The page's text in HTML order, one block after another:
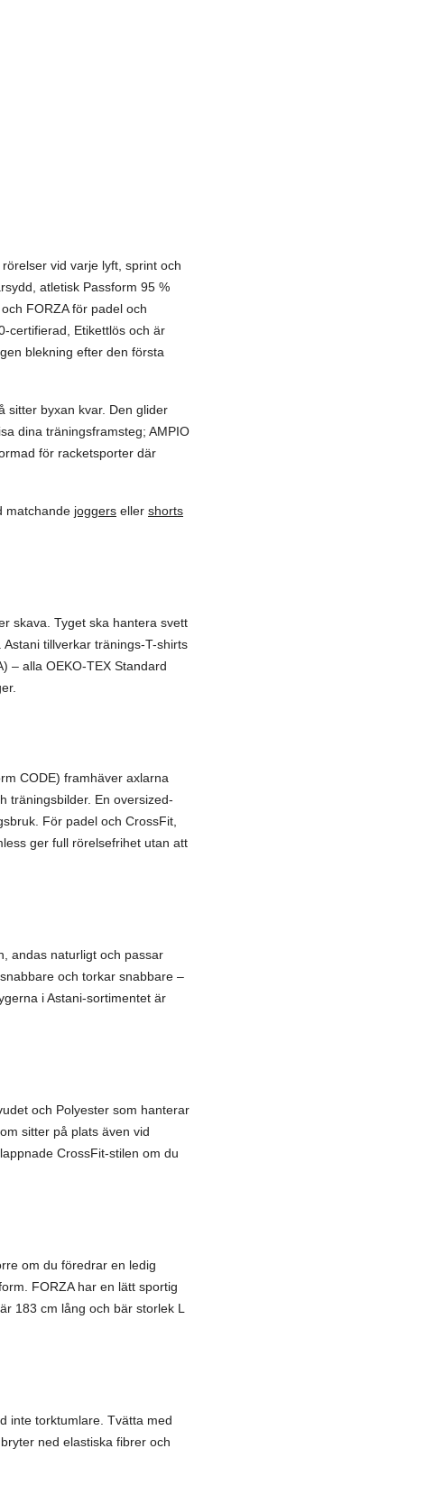
vid varje lyft, sprint och
atletisk Passform 95 %
FORZA för padel och
certifierad, Etikettlös och är
blekning efter den första
sitter byxan kvar. Den glider
dina träningsframsteg; AMPIO
för racketsporter där
matchande joggers eller shorts
skava. Tyget ska hantera svett
tillverkar tränings-T-shirts
– alla OEKO-TEX Standard
CODE) framhäver axlarna
träningsbilder. En oversized-
För padel och CrossFit,
ger full rörelsefrihet utan att
andas naturligt och passar
och torkar snabbare –
i Astani-sortimentet är
och Polyester som hanterar
sitter på plats även vid
CrossFit-stilen om du
om du föredrar en ledig
FORZA har en lätt sportig
183 cm lång och bär storlek L
inte torktumlare. Tvätta med
ned elastiska fibrer och